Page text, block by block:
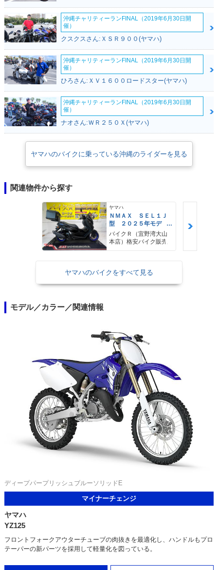
沖縄チャリティーランFINAL（2019年6月30日開
催）
クスクスさん:ＸＳＲ９００(ヤマハ)
沖縄チャリティーランFINAL（2019年6月30日開
催）
ひろさん:ＸＶ１６００ロードスター(ヤマハ)
沖縄チャリティーランFINAL（2019年6月30日開
催）
ナオさん:ＷＲ２５０Ｘ(ヤマハ)
ヤマハのバイクに乗っている沖縄のライダーを見る
関連物件から探す
ヤマハ
ＮＭＡＸ ＳＥＬ１Ｊ
型 ２０２５年モデ
ル ＡＢＳ キーレ
ス リアキャリア リ
アＢＯＸ
バイクＲ（宜野湾大山
本店）格安バイク販売
ヤマハのバイクをすべて見る
モデル／カラー／関連情報
ディープパープリッシュブルーソリッドE
マイナーチェンジ
ヤマハ
YZ125
フロントフォークアウターチューブの肉抜きを最適化し、ハンドルもプロ
テーパーの新パーツを採用して軽量化を図っている。